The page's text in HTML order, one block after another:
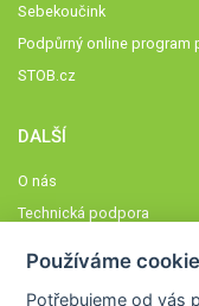
Sebekoučink
Podpůrný online program
STOB.cz
DALŠÍ
O nás
Technická podpora
Používáme
Potřebujeme od vás